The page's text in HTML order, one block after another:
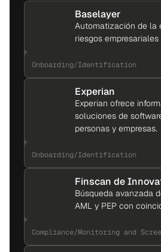
Baselayer
Automatización de la
riesgos empresariales
Onboarding/Identification
Experian
Experian ofrece
soluciones de
personas y empresas.
Onboarding/Identification
Finscan de
Búsqueda avanzada
AML y PEP con
Compliance/Monitoring and